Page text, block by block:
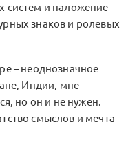
систем и наложение
знаков и ролевых
– неоднозначное
Индии, мне
но он и не нужен.
смыслов и мечта